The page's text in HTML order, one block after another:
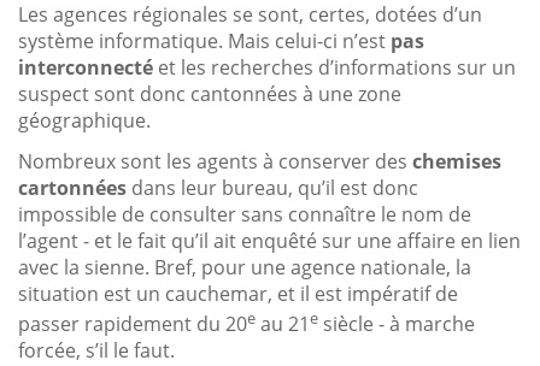
Les agences régionales se sont, certes, dotées d’un
système informatique. Mais celui-ci n’est pas
interconnecté et les recherches d’informations sur un
suspect sont donc cantonnées à une zone
géographique.
Nombreux sont les agents à conserver des chemises
cartonnées dans leur bureau, qu’il est donc
impossible de consulter sans connaître le nom de
l’agent - et le fait qu’il ait enquêté sur une affaire en lien
avec la sienne. Bref, pour une agence nationale, la
situation est un cauchemar, et il est impératif de
passer rapidement du 20e au 21e siècle - à marche
forcée, s’il le faut.